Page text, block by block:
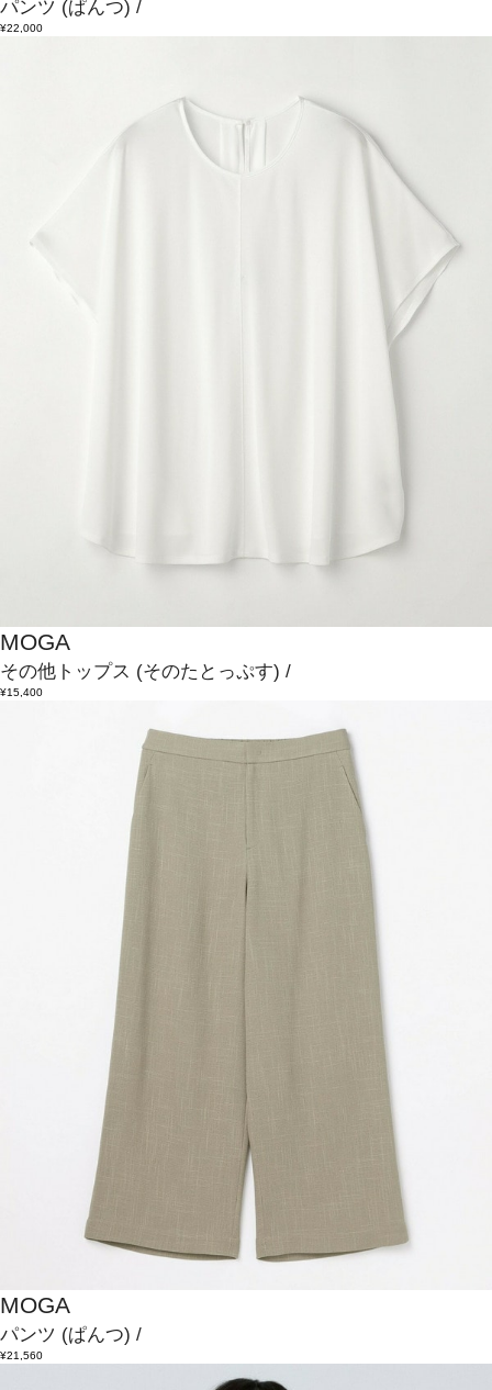
パンツ (ぱんつ) /
¥22,000
MOGA
その他トップス (そのたとっぷす) /
¥15,400
MOGA
パンツ (ぱんつ) /
¥21,560